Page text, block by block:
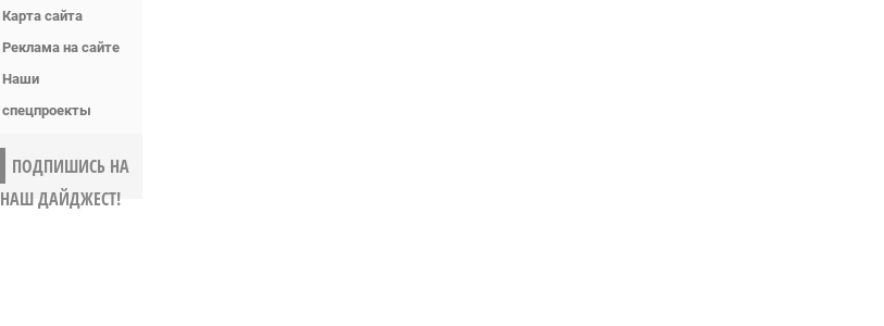
Карта сайта
Реклама на сайте
Наши
спецпроекты
ПОДПИШИСЬ НА
НАШ ДАЙДЖЕСТ!